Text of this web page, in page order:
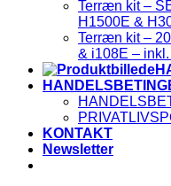
Terræn kit –
H1500E &
Terræn kit –
& i108E –
KONTAKT
Newsletter